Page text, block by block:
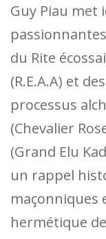
Guy Piau met
du Rite
(R.E.A.A) et
processus
(Chevalier
(Grand Elu
un rappel
maçonniques
hermétique